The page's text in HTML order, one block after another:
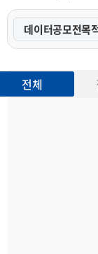
전체